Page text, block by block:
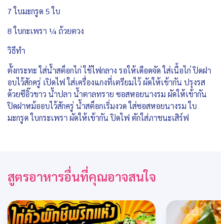
7 ใบมะกรูด 5 ใบ
8 ใบกะเพรา ¼ ถ้วยตวง
วิธีทำ
ตั้งกระทะ ใส่น้ำสต็อกไก่ ใช้ไฟกลาง รอให้เดือดจัด ใส่เนื้อไก่ ปิดฝา
อบไว้สักครู่ เปิดไฟ ใส่เครื่องแกงที่เตรียมไว้ ผัดให้เข้ากัน ปรุงรส
ด้วยซีอิ๊วขาว น้ำปลา น้ำตาลทราย ซอสหอยนางรม ผัดให้เข้ากัน
ปิดฝาหม้ออบไว้สักครู่ น้ำสต็อกเริ่มงวด ใส่ซอสหอยนางรม ใบ
มะกรูด ใบกระเพรา ผัดให้เข้ากัน ปิดไฟ ตักใส่ภาชนะเสิร์ฟ
สูตรอาหารอื่นที่คุณอาจสนใจ